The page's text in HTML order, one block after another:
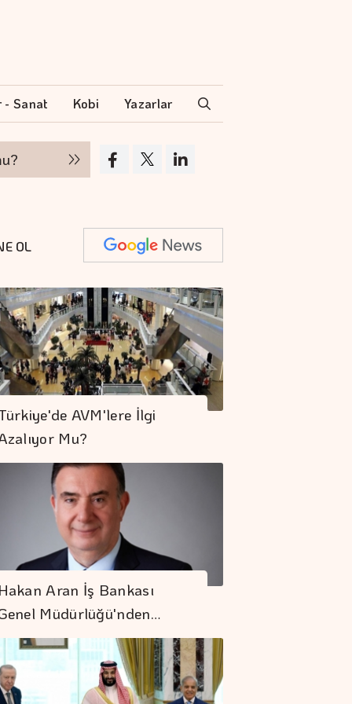
- Sanat Kobi Yazarlar
Hakan Aran İş Bankası Genel
OL
AVM'lere İlgi
Mu?
Hakan Aran İş Bankası
Müdürlüğü'nden…